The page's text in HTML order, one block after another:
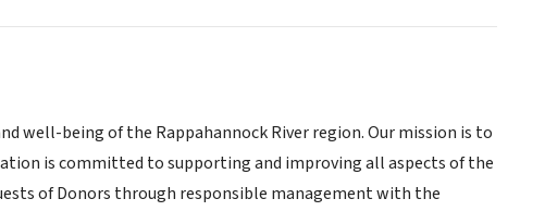
well-being of the Rappahannock River region. Our mission is to
is committed to supporting and improving all aspects of the
of Donors through responsible management with the